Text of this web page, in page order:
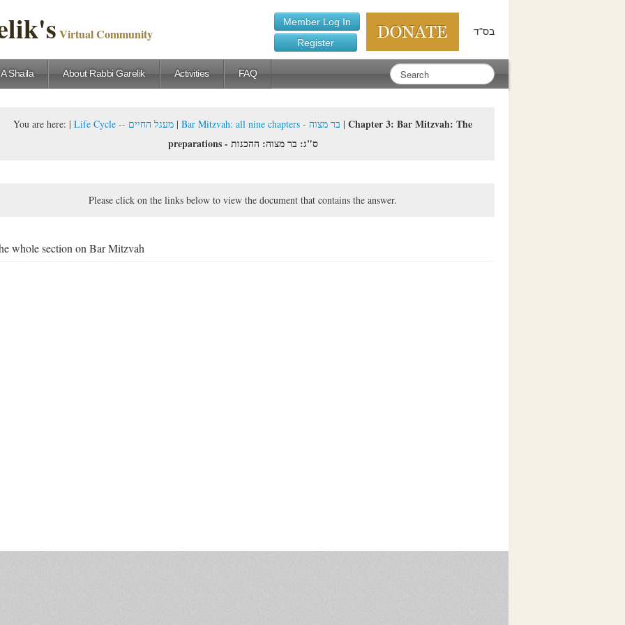
Virtual Community
Member Log In
Register
בס"ד
Shaila About Rabbi Garelik Activities FAQ
You are here: | Life Cycle -- מעגל החיים | Bar Mitzvah: all nine chapters - בר מצוה |Chapter 3: Bar Mitzvah: The
preparations - ס"ג: בר מצוה: ההכנות
Please click on the links below to view the document that contains the answer.
whole section on Bar Mitzvah